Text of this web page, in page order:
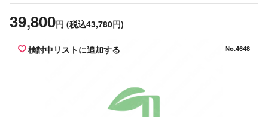
39,800円 (税込43,780円)
検討中リストに追加する No.4648